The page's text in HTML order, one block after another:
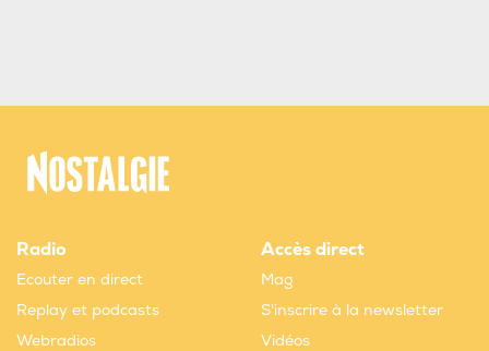
Radio
Ecouter en direct
Replay et podcasts
Webradios
Accès direct
Mag
S'inscrire à la newsletter
Vidéos